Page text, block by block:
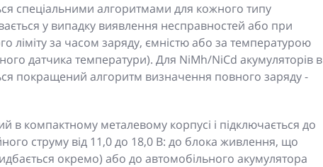
спеціальними алгоритмами для кожного типу
у випадку виявлення несправностей або при
ліміту за часом заряду, ємністю або за температурою
датчика температури). Для NiMh/NiCd акумуляторів в
покращений алгоритм визначення повного заряду -
в компактному металевому корпусі і підключається до
струму від 11,0 до 18,0 В: до блока живлення, що
окремо) або до автомобільного акумулятора